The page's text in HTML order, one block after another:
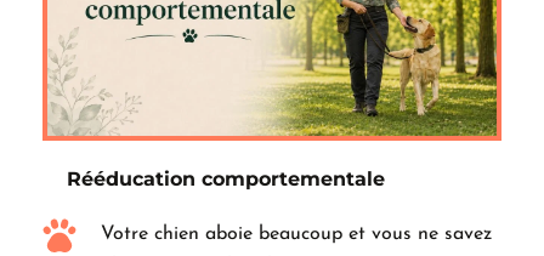
Rééducation comportementale
Votre chien aboie beaucoup et vous ne savez